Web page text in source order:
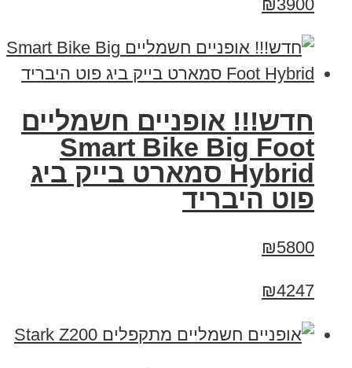
₪3900
חדש!!! אופניים חשמליים
Smart Bike Big Foot
Hybrid סמארט בייק ביג
פוט היבריד
₪5800
₪4247